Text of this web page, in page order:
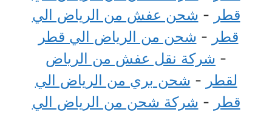
قطر - شحن عفش من الرياض الي
قطر - شحن من الرياض الي قطر
- شركة نقل عفش من الرياض
لقطر - شحن بري من الرياض الي
قطر - شركة شحن من الرياض الي